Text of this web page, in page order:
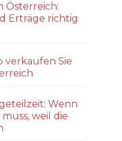
Österreich:
Erträge richtig
verkaufen Sie
Wenn
weil die